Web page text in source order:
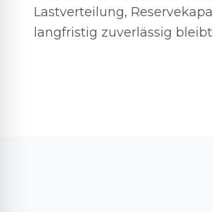
Lastverteilung,
langfristig zuverlässig bleibt.